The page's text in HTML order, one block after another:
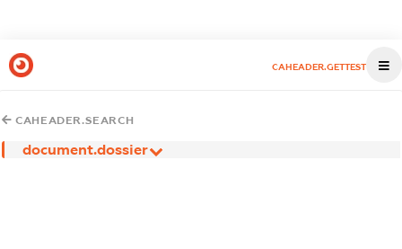
CAHEADER.GETTEST
CAHEADER.SEARCH
document.dossier